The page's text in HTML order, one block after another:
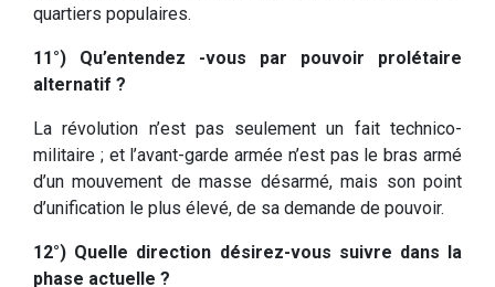
quartiers populaires.
11°) Qu’entendez -vous par pouvoir prolétaire
alternatif ?
La révolution n’est pas seulement un fait technico-
militaire ; et l’avant-garde armée n’est pas le bras armé
d’un mouvement de masse désarmé, mais son point
d’unification le plus élevé, de sa demande de pouvoir.
12°) Quelle direction désirez-vous suivre dans la
phase actuelle ?